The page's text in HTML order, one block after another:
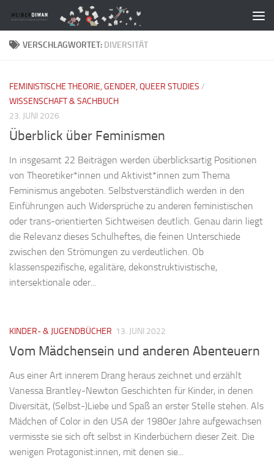
Zum Inhalt springen
VERSCHLAGWORTET: DIVERSITÄT
FEMINISTISCHE THEORIE, GENDER, QUEER STUDIES /
WISSENSCHAFT & SACHBUCH
23. JUNI 2026
Überblick über Feminismen
In insgesamt 22 Beiträgen werden überblicksartig Positionen
von Theoretiker*innen und Aktivist*innen zum Thema
Feminismus angeboten. Selbstverständlich werden in den
Einführungen auch Widersprüche zu anderen feministischen
oder trans-orientierten Sichtweisen deutlich. Genau darin liegt
die Relevanz dieses Schulheftes, die feinen Unterschiede
zwischen den Strömungen zu verdeutlichen. Ob
klassenspezifische, egalitäre, dekonstruktivistische,
intersektionale oder...
KINDER- & JUGENDBÜCHER 13. JUNI 2022
Vom Mädchensein und anderen Abenteuern
Aus einer Art innerem Drang heraus zeichnet und erzählt
Vanessa Brantley-Newton Geschichten für Kinder, in denen
Diversität, (Selbst-)Liebe und Spaß an erster Stelle stehen. Als
Mädchen of Color in den USA der 1980er Jahre aufgewachsen
vermisste sie sich oft selbst in Kinderbüchern dieser Zeit. Die
wenigen Protagonist:innen, mit denen sie...